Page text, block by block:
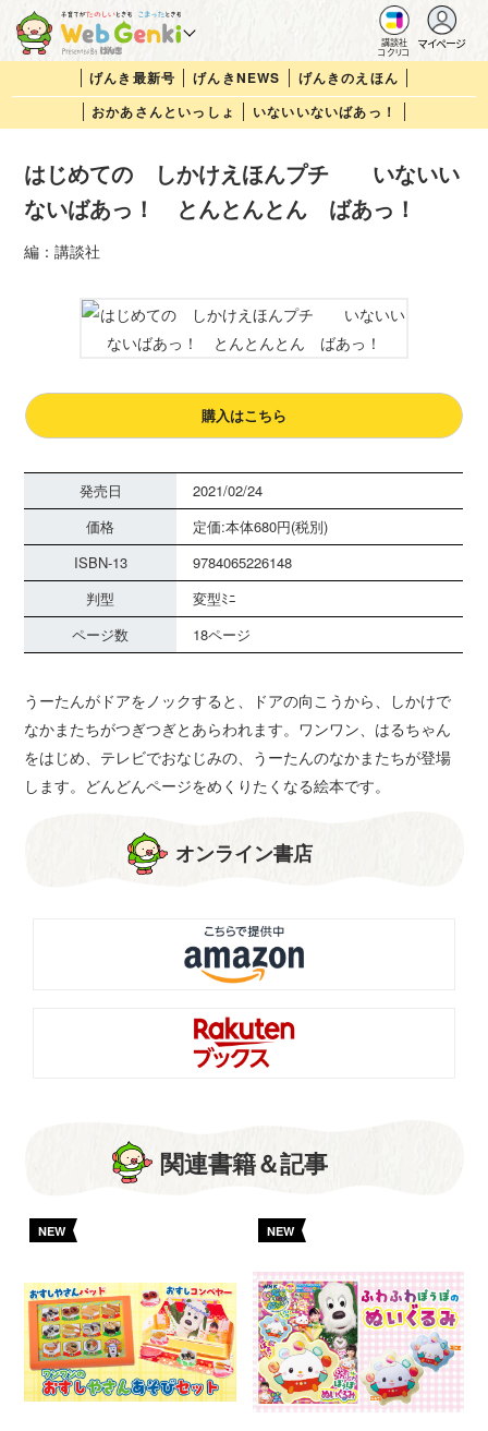
講談社
コクリコ
マイページ
げんき最新号 げんきNEWS
げんきのえほん
おかあさんといっしょ
いないいないばあっ！
はじめての しかけえほんプチ いないい
ないばあっ！ とんとんとん ばあっ！
編：講談社
購入はこちら
発売日
2021/02/24
価格
定価:本体680円(税別)
ISBN-13
9784065226148
判型
変型ﾐﾆ
ページ数
18ページ
うーたんがドアをノックすると、ドアの向こうから、しかけで
なかまたちがつぎつぎとあらわれます。ワンワン、はるちゃん
をはじめ、テレビでおなじみの、うーたんのなかまたちが登場
します。どんどんページをめくりたくなる絵本です。
オンライン書店
関連書籍＆記事
NEW NEW